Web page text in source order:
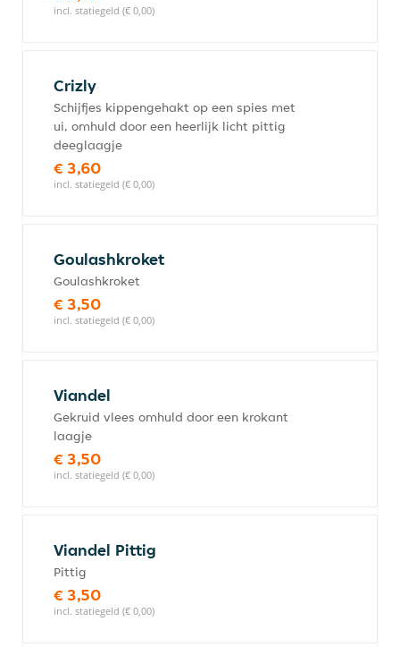
incl. statiegeld (€ 0,00)
Crizly
Schijfjes kippengehakt op een spies met
ui, omhuld door een heerlijk licht pittig
deeglaagje
€ 3,60
incl. statiegeld (€ 0,00)
Goulashkroket
Goulashkroket
€ 3,50
incl. statiegeld (€ 0,00)
Viandel
Gekruid vlees omhuld door een krokant
laagje
€ 3,50
incl. statiegeld (€ 0,00)
Viandel Pittig
Pittig
€ 3,50
incl. statiegeld (€ 0,00)